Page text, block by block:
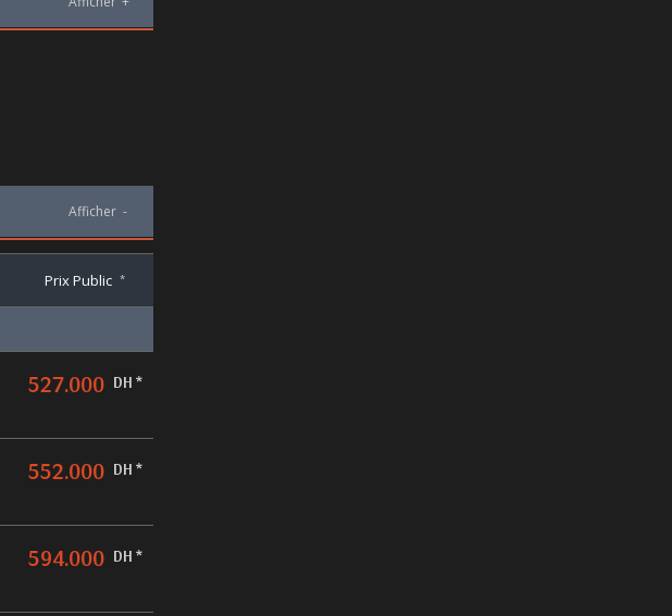
Afficher -
Prix Public *
527.000 DH *
552.000 DH *
594.000 DH *